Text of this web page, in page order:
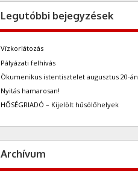
Legutóbbi bejegyzések
Vízkorlátozás
Pályázati felhívás
Ökumenikus istentisztelet augusztus 20-án
Nyitás hamarosan!
HŐSÉGRIADÓ – Kijelölt hűsölőhelyek
Archívum